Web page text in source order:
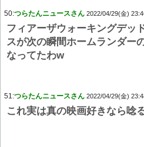
50:つらたんニュースさん 2022/04/29(金)
フィアーザウォーキングデッ
スが次の瞬間ホームランダー
なってたわw
51:つらたんニュースさん 2022/04/29(金)
これ実は真の映画好きなら唸